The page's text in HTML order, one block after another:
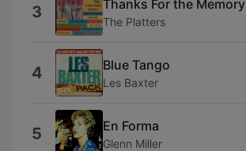
3 Thanks For the Memory
The Platters
4 Blue Tango
Les Baxter
5 En Forma
Glenn Miller